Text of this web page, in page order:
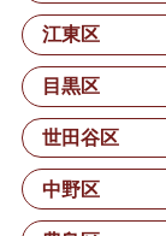
江東区
目黒区
世田谷区
中野区